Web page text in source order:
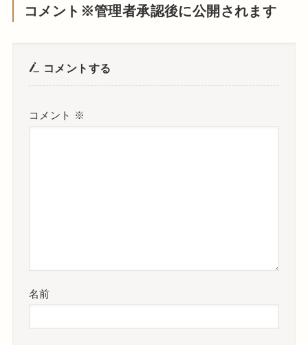
コメント※管理者承認後に公開されます
コメントする
コメント ※
名前